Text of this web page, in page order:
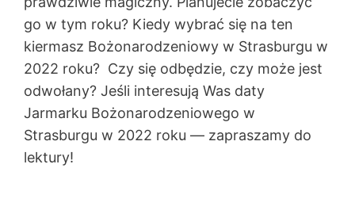
go w tym roku? Kiedy wybrać się na ten
kiermasz Bożonarodzeniowy w Strasburgu w
2022 roku? Czy się odbędzie, czy może jest
odwołany? Jeśli interesują Was daty
Jarmarku Bożonarodzeniowego w
Strasburgu w 2022 roku — zapraszamy do
lektury!